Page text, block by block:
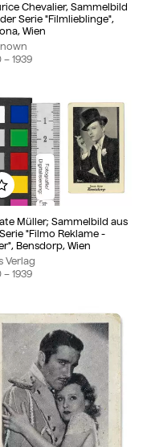
Chevalier, Sammelbild
Serie "Filmlieblinge",
Wien
– 1939
Müller; Sammelbild aus
"Filmo Reklame -
Bensdorp, Wien
Verlag
– 1939
Add to my album